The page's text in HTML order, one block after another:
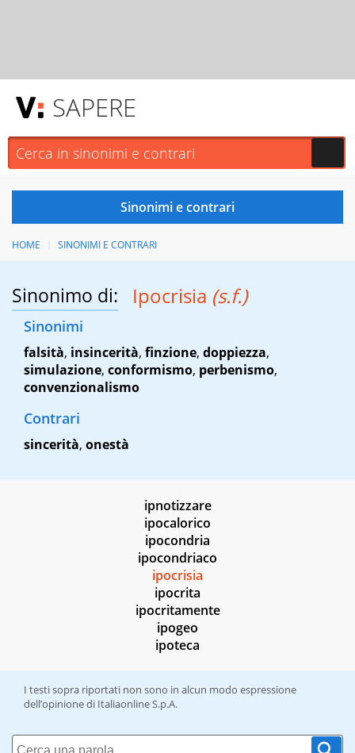
SAPERE
HOME SINONIMI E CONTRARI
Sinonimo di: Ipocrisia (s.f.)
Sinonimi
falsità, insincerità, finzione, doppiezza,
simulazione, conformismo, perbenismo,
convenzionalismo
Contrari
sincerità, onestà
ipnotizzare
ipocalorico
ipocondria
ipocondriaco
ipocrisia
ipocrita
ipocritamente
ipogeo
ipoteca
I testi sopra riportati non sono in alcun modo espressione
dell’opinione di Italiaonline S.p.A.